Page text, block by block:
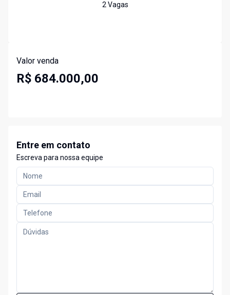
2Vagas
Valor venda
R$ 684.000,00
Entre em contato
Escreva para nossa equipe